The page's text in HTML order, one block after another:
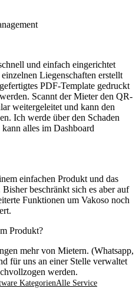
und einfach eingerichtet
Liegenschaften erstellt
PDF-Template gedruckt
Scannt der Mieter den QR-
weitergeleitet und kann den
Ich werde über den Schaden
kann alles im Dashboard
einfachen Produkt und das
beschränkt sich es aber auf
Funktionen um Vakoso noch
Produkt?
mehr von Mietern. (Whatsapp,
für uns an einer Stelle verwaltet
werden.
KategorienAlle Service